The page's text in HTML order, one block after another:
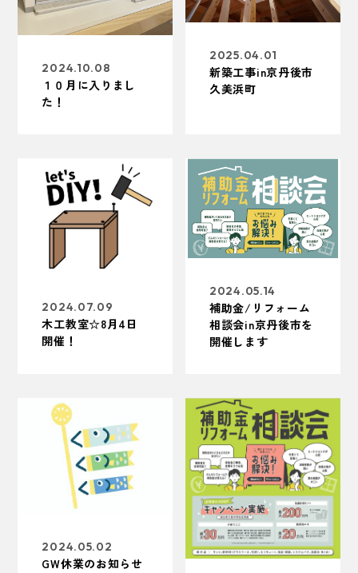
2024.10.08
１０月に入りまし
た！
2025.04.01
新築工事in京丹後市
久美浜町
2024.07.09
木工教室☆8月4日
開催！
2024.05.14
補助金/リフォーム
相談会in京丹後市を
開催します
2024.05.02
GW休業のお知らせ